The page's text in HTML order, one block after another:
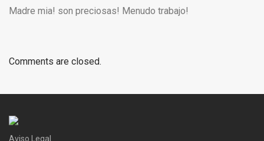
Madre mia! son preciosas! Menudo trabajo!
Comments are closed.
Aviso Legal